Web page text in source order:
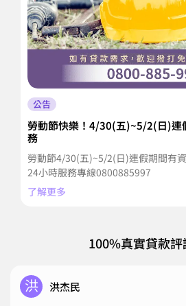
公告
勞動節快樂！4/30(五)~5/2(日)連
務
勞動節4/30(五)~5/2(日)連假期間有
24小時服務專線0800885997
了解更多
100%真實貸款評
洪
洪杰民